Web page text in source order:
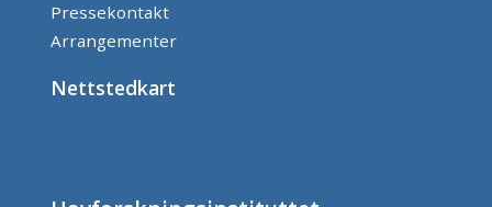
Pressekontakt
Arrangementer
Nettstedkart